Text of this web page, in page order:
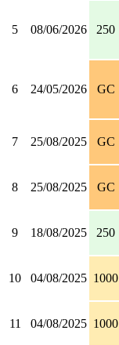
5 08/06/2026 250
6 24/05/2026 GC
7 25/08/2025 GC
8 25/08/2025 GC
9 18/08/2025 250
10 04/08/2025 1000
11 04/08/2025 1000